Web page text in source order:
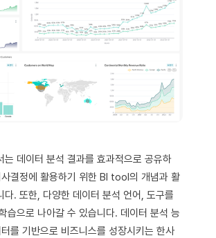
는 데이터 분석 결과를 효과적으로 공유하
결정에 활용하기 위한 BI tool의 개념과 활
다. 또한, 다양한 데이터 분석 언어, 도구를
습으로 나아갈 수 있습니다. 데이터 분석 능
를 기반으로 비즈니스를 성장시키는 한사